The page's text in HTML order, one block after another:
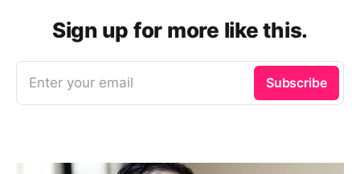
Sign up for more like this.
Enter your email Subscribe